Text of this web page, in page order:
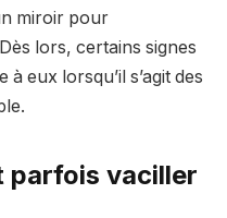
miroir pour
lors, certains signes
eux lorsqu’il s’agit des
parfois vaciller